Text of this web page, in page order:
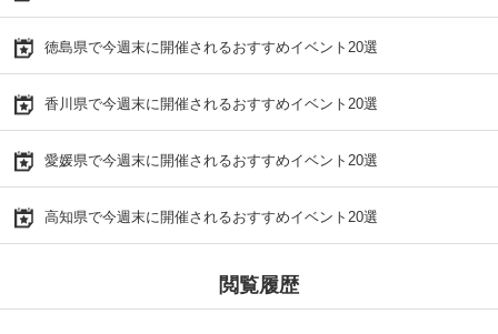
徳島県で今週末に開催されるおすすめイベント20選
香川県で今週末に開催されるおすすめイベント20選
愛媛県で今週末に開催されるおすすめイベント20選
高知県で今週末に開催されるおすすめイベント20選
閲覧履歴